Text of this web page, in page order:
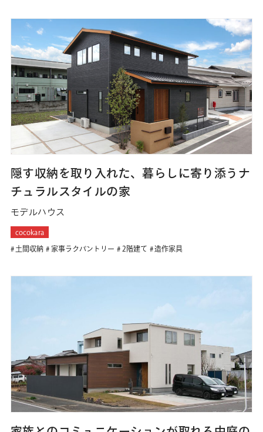
隠す収納を取り入れた、暮らしに寄り添うナ
チュラルスタイルの家
モデルハウス
cocokara
土間収納 家事ラクパントリー 2階建て 造作家具